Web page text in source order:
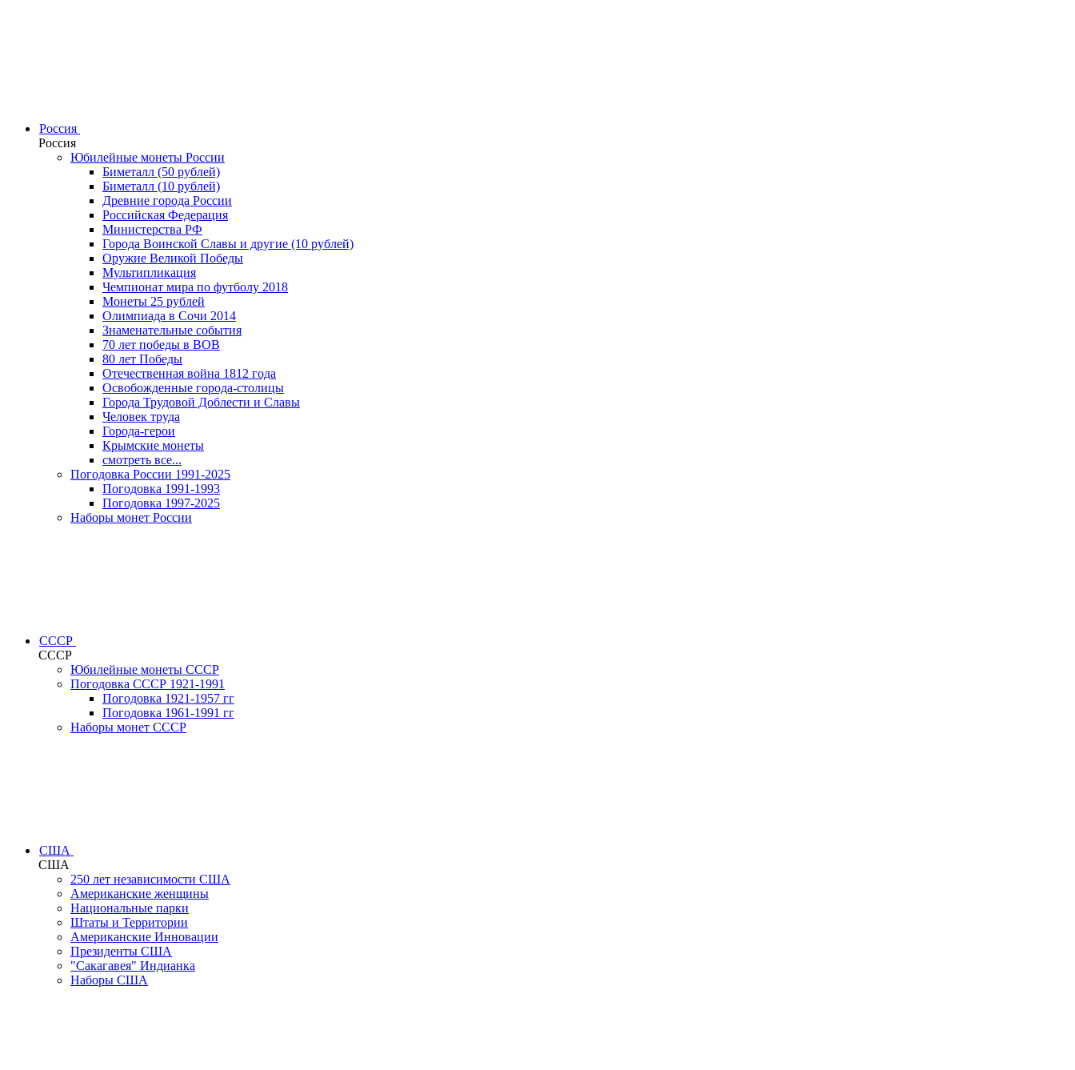
Россия
Россия
Юбилейные монеты России
Биметалл (50 рублей)
Биметалл (10 рублей)
Древние города России
Российская Федерация
Министерства РФ
Города Воинской Славы и другие (10 рублей)
Оружие Великой Победы
Мультипликация
Чемпионат мира по футболу 2018
Монеты 25 рублей
Олимпиада в Сочи 2014
Знаменательные события
70 лет победы в ВОВ
80 лет Победы
Отечественная война 1812 года
Освобожденные города-столицы
Города Трудовой Доблести и Славы
Человек труда
Города-герои
Крымские монеты
смотреть все...
Погодовка России 1991-2025
Погодовка 1991-1993
Погодовка 1997-2025
Наборы монет России
СССР
СССР
Юбилейные монеты СССР
Погодовка СССР 1921-1991
Погодовка 1921-1957 гг
Погодовка 1961-1991 гг
Наборы монет СССР
США
США
250 лет независимости США
Американские женщины
Национальные парки
Штаты и Территории
Американские Инновации
Президенты США
"Сакагавея" Индианка
Наборы США